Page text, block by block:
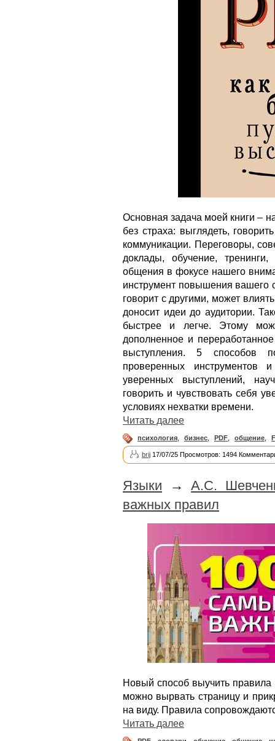
Основная задача моей книги –
без страха: выглядеть,
коммуникации. Переговоры,
доклады, обучение,
общения в фокусе нашего
инструмент повышения вашего
говорит с другими, может
доносит идеи до аудитории.
быстрее и легче. Этому
дополненное и
выступления. 5 способов
проверенных инструментов
уверенных выступлений,
говорить и чувствовать себя
условиях нехватки времени.
Читать далее
психология бизнес PDF общение
brij 17/07/25 Просмотров: 1494
Языки →А.С.
важных правил
Новый способ выучить правила
можно вырвать страницу и
на виду. Правила
Читать далее